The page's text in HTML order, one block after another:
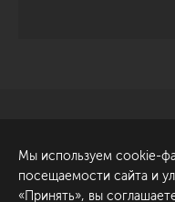
ул. Академика
к1
Мы используем cookie-
посещаемости сайта и
«Принять», вы